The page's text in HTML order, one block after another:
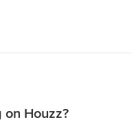
Houzz?